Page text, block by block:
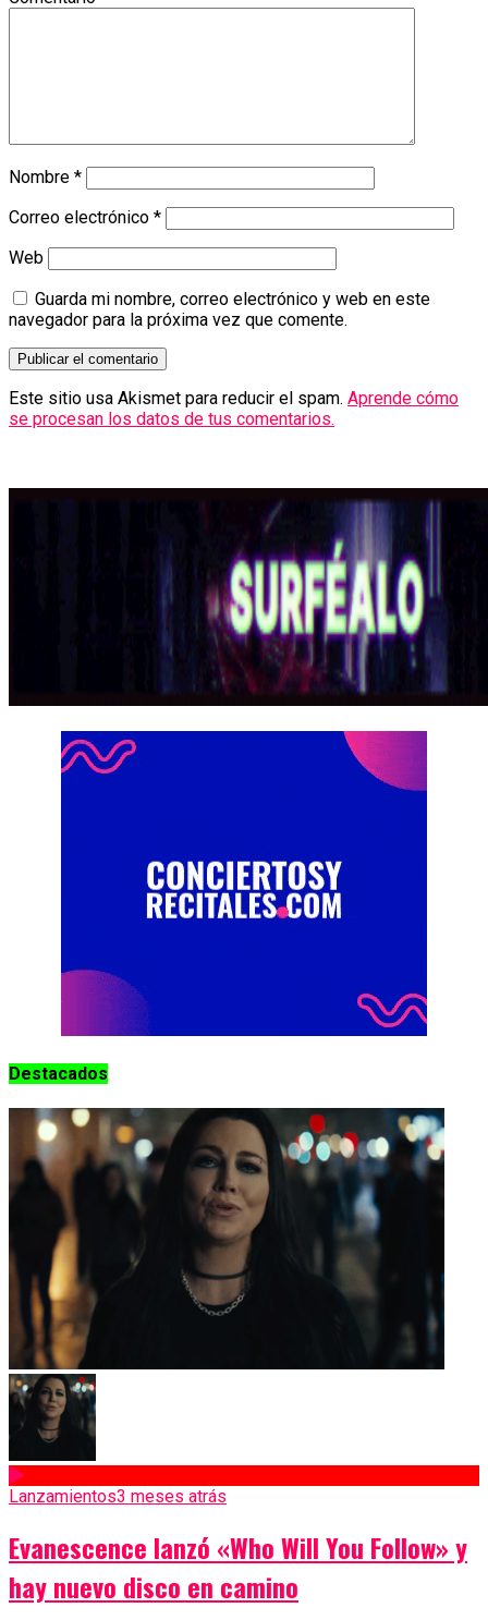
Nombre *
Correo electrónico *
Web
Guarda mi nombre, correo electrónico y web en este
navegador para la próxima vez que comente.
Este sitio usa Akismet para reducir el spam. Aprende cómo
se procesan los datos de tus comentarios.
Destacados
Lanzamientos3 meses atrás
Evanescence lanzó «Who Will You Follow» y
hay nuevo disco en camino